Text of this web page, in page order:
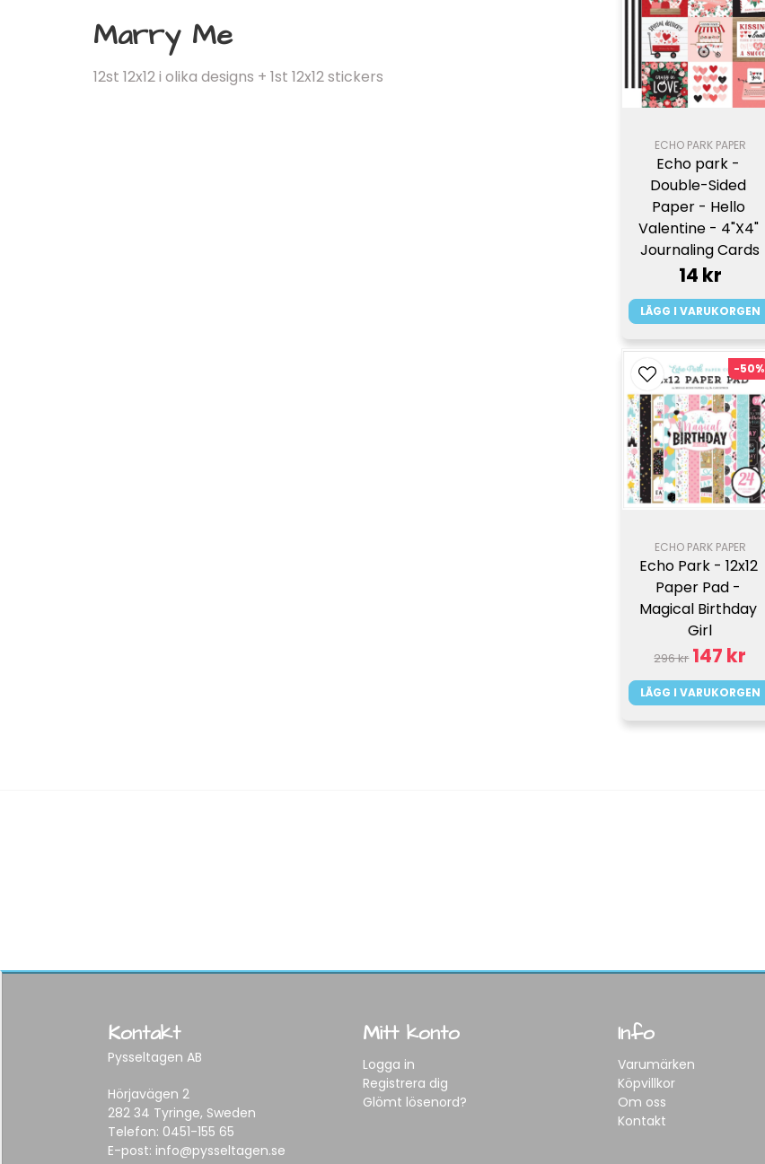
Marry Me
12st 12x12 i olika designs + 1st 12x12 stickers
ECHO PARK PAPER
Echo park -
Double-Sided
Paper - Hello
Valentine - 4"X4"
Journaling Cards
14 kr
LÄGG I VARUKORGEN
ECHO PARK PAPER
Echo Park - 12x12
Paper Pad -
Magical Birthday
Girl
296 kr 147 kr
LÄGG I VARUKORGEN
-50%
Kontakt
Pysseltagen AB
Hörjavägen 2
282 34 Tyringe, Sweden
Telefon: 0451-155 65
E-post: info@pysseltagen.se
Mitt konto
Logga in
Registrera dig
Glömt lösenord?
Info
Varumärken
Köpvillkor
Om oss
Kontakt